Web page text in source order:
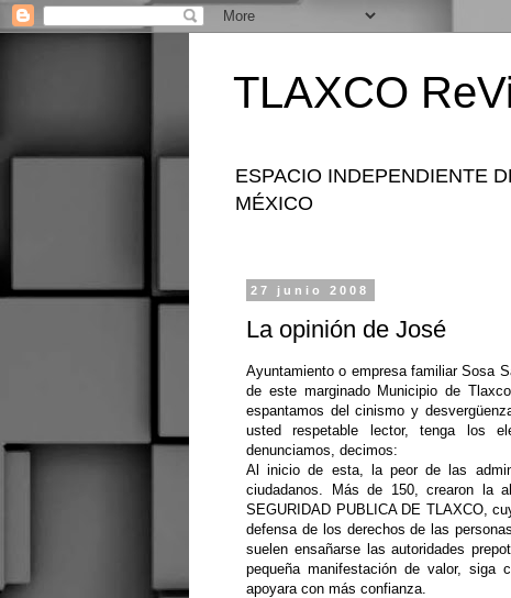
TLAXCO
ESPACIO INDEPENDIENTE
MÉXICO
27 junio 2008
La opinión de José
Ayuntamiento o empresa familiar Sosa
de este marginado Municipio de
espantamos del cinismo y
usted respetable lector, tenga los
denunciamos, decimos:
Al inicio de esta, la peor de las
ciudadanos. Más de 150, crearon la
SEGURIDAD PUBLICA DE TLAXCO,
defensa de los derechos de las
suelen ensañarse las autoridades
pequeña manifestación de valor, siga
apoyara con más confianza.